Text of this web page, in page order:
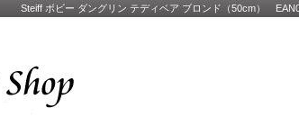
Steiff ボビー ダングリン テディベア ブロンド（50cm）